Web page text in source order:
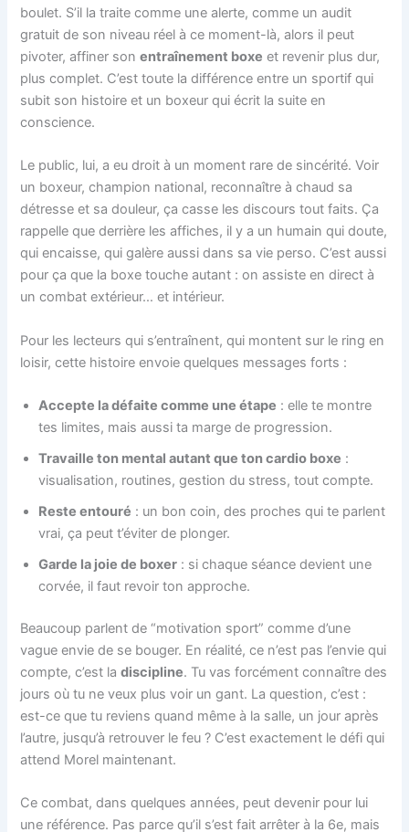
boulet. S’il la traite comme une alerte, comme un audit
gratuit de son niveau réel à ce moment-là, alors il peut
pivoter, affiner sonentraînement boxe et revenir plus dur,
plus complet. C’est toute la différence entre un sportif qui
subit son histoire et un boxeur qui écrit la suite en
conscience.
Le public, lui, a eu droit à un moment rare de sincérité. Voir
un boxeur, champion national, reconnaître à chaud sa
détresse et sa douleur, ça casse les discours tout faits. Ça
rappelle que derrière les affiches, il y a un humain qui doute,
qui encaisse, qui galère aussi dans sa vie perso. C’est aussi
pour ça que la boxe touche autant : on assiste en direct à
un combat extérieur… et intérieur.
Pour les lecteurs qui s’entraînent, qui montent sur le ring en
loisir, cette histoire envoie quelques messages forts :
Accepte la défaite comme une étape : elle te montre
tes limites, mais aussi ta marge de progression.
Travaille ton mental autant que ton cardio boxe :
visualisation, routines, gestion du stress, tout compte.
Reste entouré : un bon coin, des proches qui te parlent
vrai, ça peut t’éviter de plonger.
Garde la joie de boxer : si chaque séance devient une
corvée, il faut revoir ton approche.
Beaucoup parlent de “motivation sport” comme d’une
vague envie de se bouger. En réalité, ce n’est pas l’envie qui
compte, c’est ladiscipline. Tu vas forcément connaître des
jours où tu ne veux plus voir un gant. La question, c’est :
est-ce que tu reviens quand même à la salle, un jour après
l’autre, jusqu’à retrouver le feu ? C’est exactement le défi qui
attend Morel maintenant.
Ce combat, dans quelques années, peut devenir pour lui
une référence. Pas parce qu’il s’est fait arrêter à la 6e, mais